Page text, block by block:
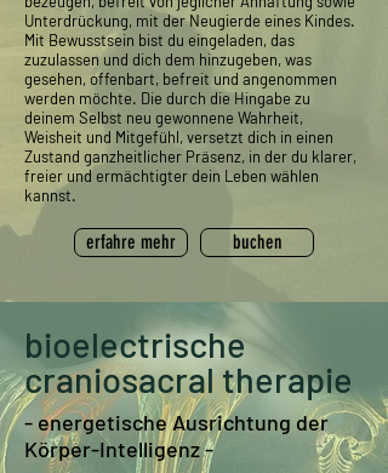
Unterdrückung, mit der Neugierde eines Kindes.
Mit Bewusstsein bist du eingeladen, das
zuzulassen und dich dem hinzugeben, was
gesehen, offenbart, befreit und angenommen
werden möchte. Die durch die Hingabe zu
deinem Selbst neu gewonnene Wahrheit,
Weisheit und Mitgefühl, versetzt dich in einen
Zustand ganzheitlicher Präsenz, in der du klarer,
freier und ermächtigter dein Leben wählen
kannst.
erfahre mehr buchen
bioelectrische
craniosacral therapie
- energetische Ausrichtung der
Körper-Intelligenz -